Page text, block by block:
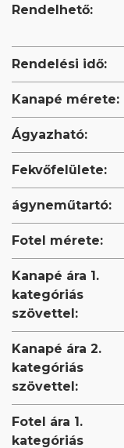
Rendelhető:
Rendelési idő:
Kanapé mérete:
Ágyazható:
Fekvőfelülete:
ágyneműtartó:
Fotel mérete:
Kanapé ára 1.
kategóriás
szövettel:
Kanapé ára 2.
kategóriás
szövettel:
Fotel ára 1.
kategóriás